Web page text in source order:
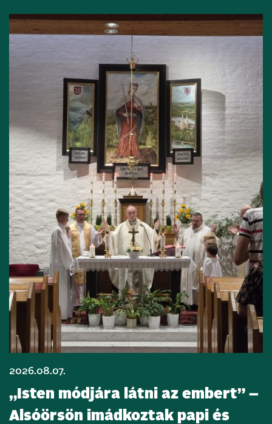
2026.08.07.
„Isten módjára látni az embert” –
Alsóörsön imádkoztak papi és